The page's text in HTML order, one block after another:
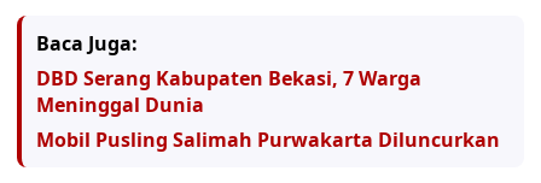
Baca Juga:
DBD Serang Kabupaten Bekasi, 7 Warga
Meninggal Dunia
Mobil Pusling Salimah Purwakarta Diluncurkan